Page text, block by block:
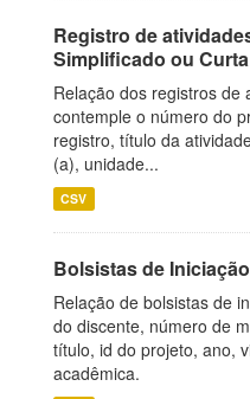
Registro de
Simplificado ou
Relação dos registros de
contemple o número do
registro, título da
(a), unidade...
CSV
Bolsistas de
Relação de bolsistas de
do discente, número de
título, id do projeto, ano,
acadêmica.